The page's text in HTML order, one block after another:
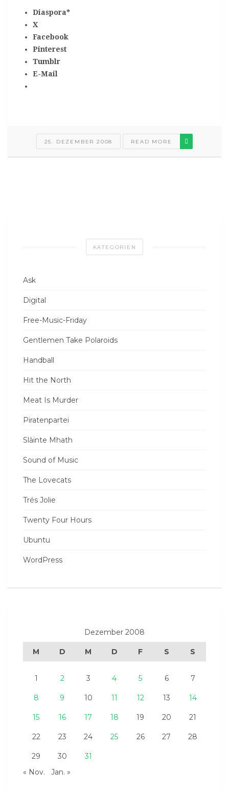
Diaspora*
X
Facebook
Pinterest
Tumblr
E-Mail
25. DEZEMBER 2008 READ MORE
KATEGORIEN
Ask
Digital
Free-Music-Friday
Gentlemen Take Polaroids
Handball
Hit the North
Meat Is Murder
Piratenpartei
Slàinte Mhath
Sound of Music
The Lovecats
Trés Jolie
Twenty Four Hours
Ubuntu
WordPress
Dezember 2008
M D M D F S S
1 2 3 4 5 6 7
8 9 10 11 12 13 14
15 16 17 18 19 20 21
22 23 24 25 26 27 28
29 30
31
« Nov.
Jan. »